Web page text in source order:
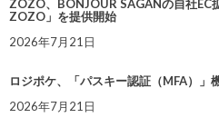
ZOZO、BONJOUR SAGANの自社
ZOZO」を提供開始
2026年7月21日
ロジポケ、「パスキー認証（MFA）」
2026年7月21日